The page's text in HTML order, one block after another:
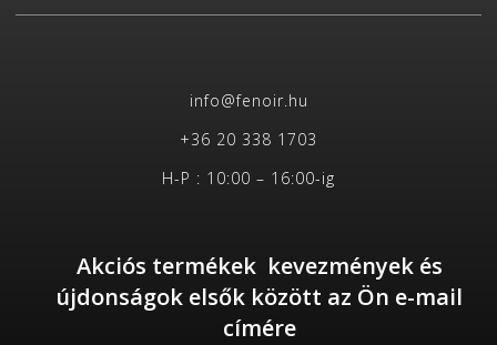
info@fenoir.hu
+36 20 338 1703
H-P : 10:00 – 16:00-ig
Akciós termékek kevezmények és
újdonságok elsők között az Ön e-mail
címére